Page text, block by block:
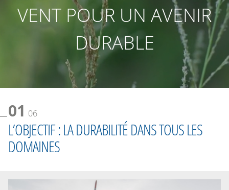
VENT POUR UN AVENIR
DURABLE
01 06
L’OBJECTIF : LA DURABILITÉ DANS TOUS LES
DOMAINES